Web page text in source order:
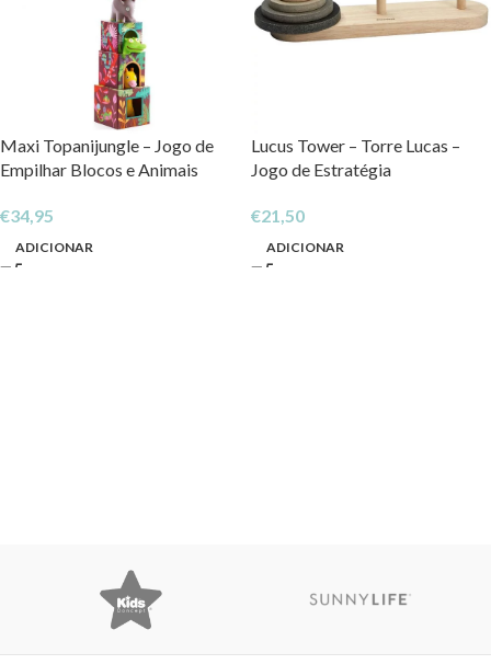
Maxi Topanijungle – Jogo de
Empilhar Blocos e Animais
€34,95
ADICIONAR
Lucus Tower – Torre Lucas –
Jogo de Estratégia
€21,50
ADICIONAR